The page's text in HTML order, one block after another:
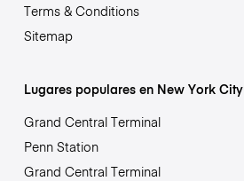
Terms & Conditions
Sitemap
Lugares populares en New York City
Grand Central Terminal
Penn Station
Grand Central Terminal